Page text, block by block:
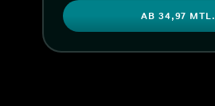
AB 34,97 MTL.